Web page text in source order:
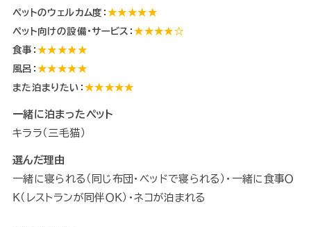
ペットのウェルカム度：★★★★★
ペット向けの設備・サービス：★★★★☆
食事：★★★★★
風呂：★★★★★
また泊まりたい： ★★★★★
一緒に泊まったペット
キララ（三毛猫）
選んだ理由
一緒に寝られる（同じ布団・ベッドで寝られる）・一緒に食事Ｏ
Ｋ（レストランが同伴ＯＫ）・ネコが泊まれる